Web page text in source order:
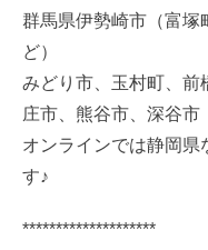
群馬県伊勢崎市（富塚
ど）
みどり市、玉村町、前
庄市、熊谷市、深谷市
オンラインでは静岡県
す♪
********************